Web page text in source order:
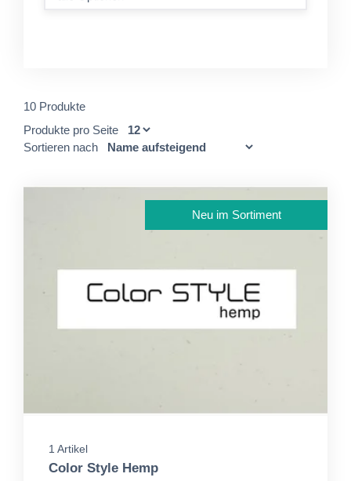
10 Produkte
Produkte pro Seite
Sortieren nach
Neu im Sortiment
1 Artikel
Color Style Hemp